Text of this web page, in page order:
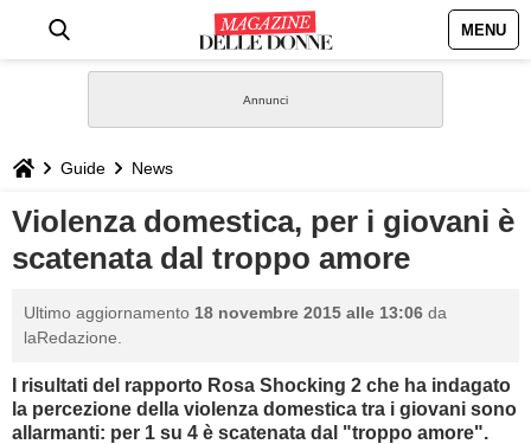
MENU
STILE
BIOGRAFIE
DEFINIZIONI
GASTRONOMIA
Guide News
Violenza domestica, per i giovani è
scatenata dal troppo amore
Ultimo aggiornamento 18 novembre 2015 alle 13:06 da
laRedazione.
I risultati del rapporto Rosa Shocking 2 che ha indagato
la percezione della violenza domestica tra i giovani sono
allarmanti: per 1 su 4 è scatenata dal "troppo amore".